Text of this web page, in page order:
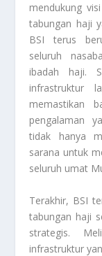
mendukung
tabungan haji
BSI terus
seluruh
ibadah haji.
infrastruktur
memastikan
pengalaman
tidak hanya
sarana untuk
seluruh umat
Terakhir, BSI
tabungan haji
strategis.
infrastruktur